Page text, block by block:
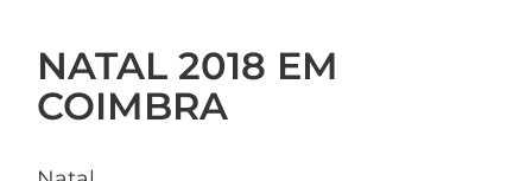
NATAL 2018 EM
COIMBRA